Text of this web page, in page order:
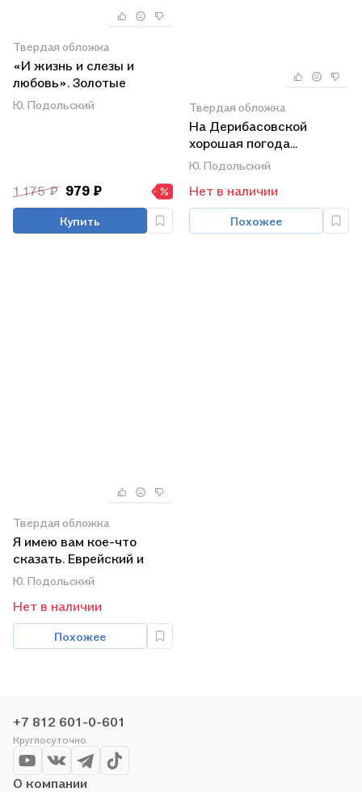
Твердая обложка
«И жизнь и слезы и
любовь». Золотые
афоризмы
Ю. Подольский
1 175 ₽ 979 ₽
Купить
Твердая обложка
На Дерибасовской
хорошая погода...
Еврейский юмор
Ю. Подольский
Нет в наличии
Похожее
Твердая обложка
Я имею вам кое-что
сказать. Еврейский и
одесский юмор
Ю. Подольский
Нет в наличии
Похожее
+7 812 601-0-601
Круглосуточно
О компании